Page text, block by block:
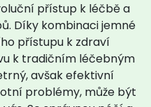
přístup k léčbě a
Díky kombinaci jemné
přístupu k zdraví
k tradičním léčebným
avšak efektivní
problémy, může být